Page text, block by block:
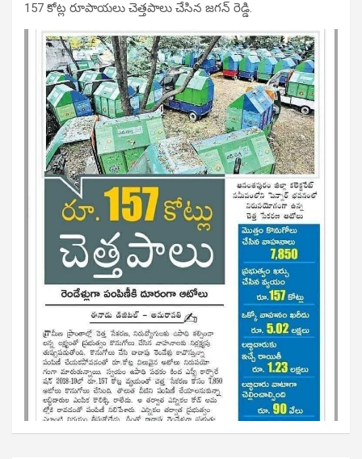
157 కోట్ల రూపాయలు చెత్తపాలు చేసిన జగన్ రెడ్డి.